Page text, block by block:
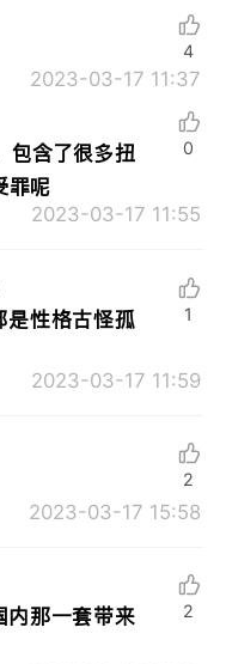
2023-03-17 11:37
4
包含了很多扭
罪呢
2023-03-17 11:55
0
是性格古怪孤
2023-03-17 11:59
1
2023-03-17 15:58
2
内那一套带来
2